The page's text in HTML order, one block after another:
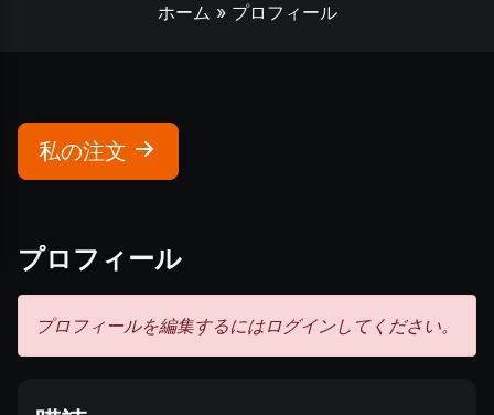
ホーム » プロフィール
私の注文
プロフィール
プロフィールを編集するにはログインしてください。